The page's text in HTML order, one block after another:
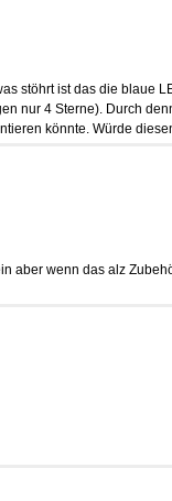
stöhrt ist das die blaue
nur 4 Sterne). Durch
könnte. Würde
aber wenn das alz